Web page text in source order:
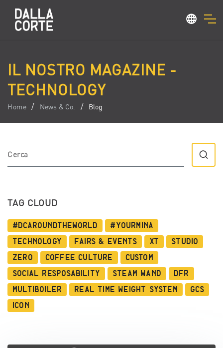
IL NOSTRO MAGAZINE -
TECHNOLOGY
Home News & Co. Blog
TAG CLOUD
#dcaroundtheworld
#YourMina
Technology
Fairs & Events XT
Studio
Zero
Coffee Culture
Custom
Social Resposability
Steam Wand
DFR
Multiboiler
Real Time Weight System
GCS
ICON